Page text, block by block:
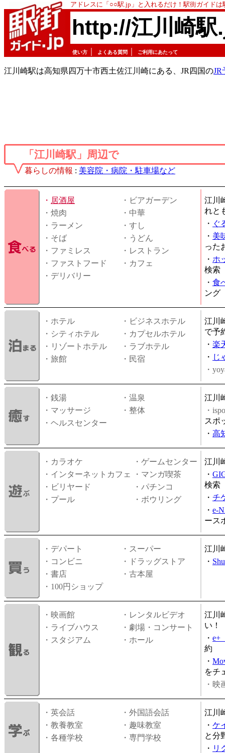
アドレスに「○○駅.jp」と入れるだけ！駅街ガイド
http://江川崎駅
使い方 よくある質問 ご利用にあたって
江川崎駅は高知県四万十市西土佐江川崎にある、JR四国のJR
「江川崎駅」周辺で
暮らしの情報 : 美容院・病院・駐車場など
・ 居酒屋
・ビアガーデン
・焼肉
・中華
・ラーメン
・すし
・そば
・うどん
・ファミレス
・レストラン
・ファストフード
・カフェ
・デリバリー
江川
れと
・ ぐ
・ 美
った
・ ホ
検索
・ 食
ング
・ホテル
・ビジネスホテル
・シティホテル
・カプセルホテル
・リゾートホテル
・ラブホテル
・旅館
・民宿
江川
で予
・ 楽
・ じ
・
・銭湯
・温泉
・マッサージ
・整体
・ヘルスセンター
江川
・
スポ
・ 高
・カラオケ
・ゲームセンター
・インターネットカフェ
・マンガ喫茶
・ビリヤード
・パチンコ
・プール
・ボウリング
江川
・
検索
・ チ
・ e-
ース
・デパート
・スーパー
・コンビニ
・ドラッグストア
・書店
・古本屋
・100円ショップ
江川
・
・映画館
・レンタルビデオ
・ライブハウス
・劇場・コンサート
・スタジアム
・ホール
江川
い！
・ e+
約
・
をチ
・映
・英会話
・外国語会話
・教養教室
・趣味教室
・各種学校
・専門学校
江川
・ ケ
と分
・ リ